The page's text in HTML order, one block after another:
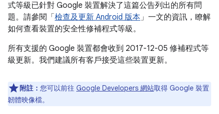
式等級已針對 Google 裝置解決了這篇公告列出的所有問
題。請參閱「 檢查及更新 Android 版本」一文的資訊，瞭解
如何查看裝置的安全性修補程式等級。
所有支援的 Google 裝置都會收到 2017-12-05 修補程式等
級更新。我們建議所有客戶接受這些裝置更新。
附註： 您可以前往 Google Developers 網站取得 Google 裝置
韌體映像檔。